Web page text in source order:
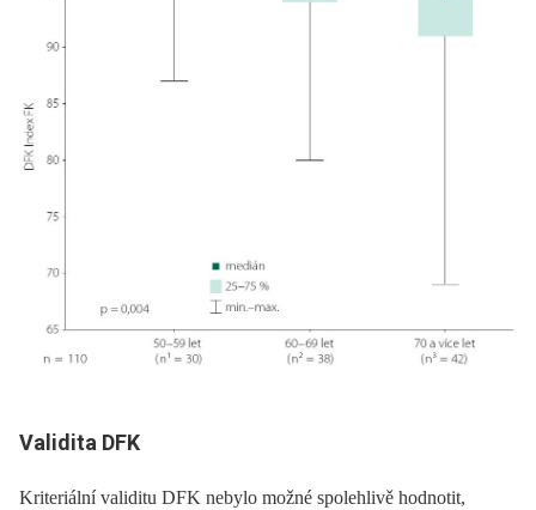
Validita DFK
Kriteriální validitu DFK nebylo možné spolehlivě hodnotit,